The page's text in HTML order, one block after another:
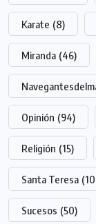
Karate (8)
Miranda (46)
Opinión (94)
Religión (15)
Santa Teresa
Sucesos (50)